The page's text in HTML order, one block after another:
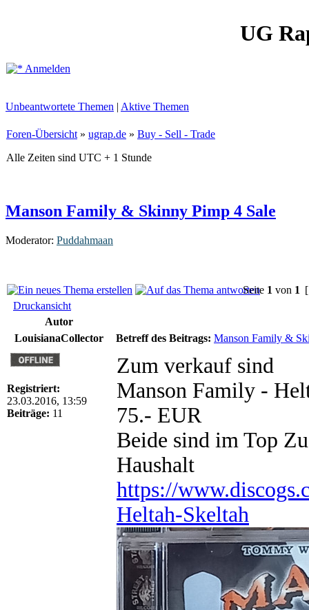
UG
Anmelden
Unbeantwortete Themen | Aktive Themen
Foren-Übersicht » ugrap.de » Buy - Sell - Trade
Alle Zeiten sind UTC + 1 Stunde
Manson Family & Skinny Pimp 4 Sale
Moderator: Puddahmaan
Seite 1 von 1
Druckansicht
Autor
LouisianaCollector
Betreff des Beitrags: Manson Family &
Registriert:
23.03.2016, 13:59
Beiträge: 11
Zum verkauf sind
Manson Family -
75.- EUR
Beide sind im Top
Haushalt
https://
Heltah-Skeltah